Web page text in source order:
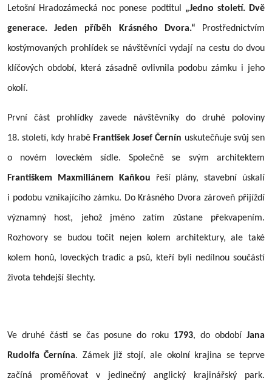
Letošní Hradozámecká noc ponese podtitul „Jedno století. Dvě
generace. Jeden příběh Krásného Dvora.“ Prostřednictvím
kostýmovaných prohlídek se návštěvníci vydají na cestu do dvou
klíčových období, která zásadně ovlivnila podobu zámku i jeho
okolí.
První část prohlídky zavede návštěvníky do druhé poloviny
18. století, kdy hrabě František Josef Černín uskutečňuje svůj sen
o novém loveckém sídle. Společně se svým architektem
Františkem Maxmiliánem Kaňkou řeší plány, stavební úskalí
i podobu vznikajícího zámku. Do Krásného Dvora zároveň přijíždí
významný host, jehož jméno zatím zůstane překvapením.
Rozhovory se budou točit nejen kolem architektury, ale také
kolem honů, loveckých tradic a psů, kteří byli nedílnou součástí
života tehdejší šlechty.
Ve druhé části se čas posune do roku 1793, do období Jana
Rudolfa Černína. Zámek již stojí, ale okolní krajina se teprve
začíná proměňovat v jedinečný anglický krajinářský park.